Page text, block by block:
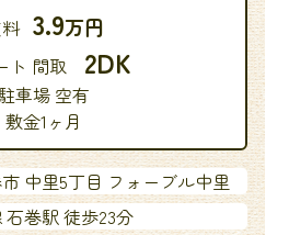
3.9万円
ト 間取 2DK
駐車場 空有
敷金1ヶ月
中里5丁目 フォーブル中里
石巻駅 徒歩23分